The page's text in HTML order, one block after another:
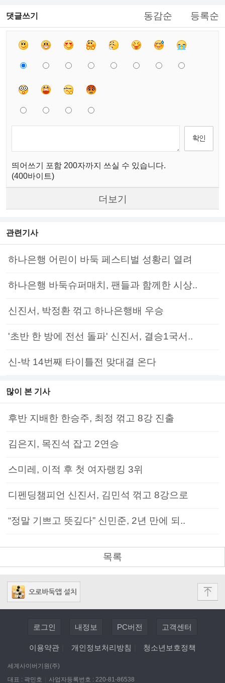
댓글쓰기 동감순 등록순
띄어쓰기 포함 200자까지 쓰실 수 있습니다.
(400바이트)
더보기
관련기사
하나은행 어린이 바둑 페스티벌 성황리 열려
하나은행 바둑슈퍼매치, 팬들과 함께한 시상..
신진서, 박정환 꺾고 하나은행배 우승
'초반 한 방에 전선 돌파' 신진서, 결승1국서..
신-박 14번째 타이틀전 맞대결 온다
많이 본 기사
후반 지배한 한승주, 최정 꺾고 8강 진출
김은지, 목진석 잡고 2연승
스미레, 이적 후 첫 여자랭킹 3위
디펜딩챔피언 신진서, 김민석 꺾고 8강으로
“정말 기쁘고 뜻깊다” 신민준, 2년 만에 되..
목록
로그인 내정보 PC버전 고객센터
이용약관 개인정보처리방침 청소년보호정책
세계사이버기원(주)
대표 : 곽민호
사업자등록번호 : 220-81-86538